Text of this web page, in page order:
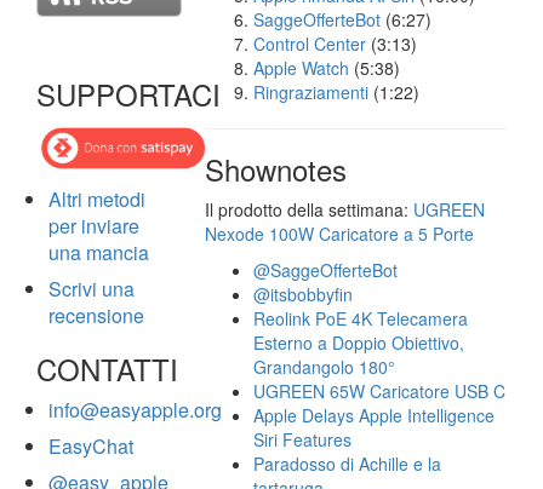
SUPPORTACI
Altri metodi
per inviare
una mancia
Scrivi una
recensione
CONTATTI
info@easyapple.org
EasyChat
@easy_apple
SaggeOfferteBot (6:27)
Control Center (3:13)
Apple Watch (5:38)
Ringraziamenti (1:22)
Shownotes
Il prodotto della settimana: UGREEN
Nexode 100W Caricatore a 5 Porte
@SaggeOfferteBot
@itsbobbyfin
Reolink PoE 4K Telecamera
Esterno a Doppio Obiettivo,
Grandangolo 180°
UGREEN 65W Caricatore USB C
Apple Delays Apple Intelligence
Siri Features
Paradosso di Achille e la